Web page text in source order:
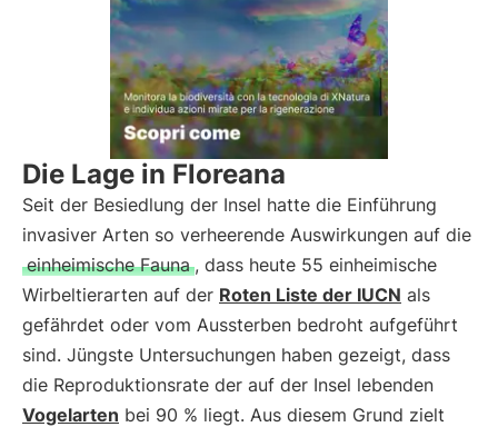
Die Lage in Floreana
Seit der Besiedlung der Insel hatte die Einführung
invasiver Arten so verheerende Auswirkungen auf die
einheimische Fauna , dass heute 55 einheimische
Wirbeltierarten auf der Roten Liste der IUCN als
gefährdet oder vom Aussterben bedroht aufgeführt
sind. Jüngste Untersuchungen haben gezeigt, dass
die Reproduktionsrate der auf der Insel lebenden
Vogelarten bei 90 % liegt. Aus diesem Grund zielt